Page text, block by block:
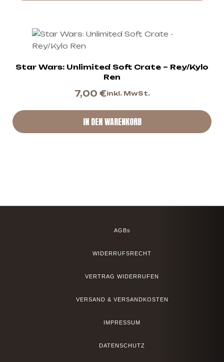
Star Wars: Unlimited Soft Crate – Rey/Kylo
Ren
7,00 €inkl. MwSt.
IN DEN WARENKORB
AGBs
WIDERRUFSRECHT
VERTRAG WIDERRUFEN
VERSAND & VERSANDKOSTEN
IMPRESSUM
DATENSCHUTZ